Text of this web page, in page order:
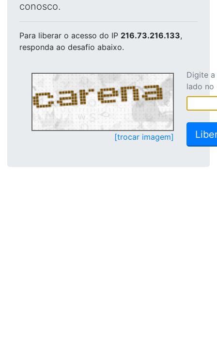
conosco.
Para liberar o acesso do IP 216.73.216.133,
responda ao desafio abaixo.
[trocar imagem]
Digite
lado no